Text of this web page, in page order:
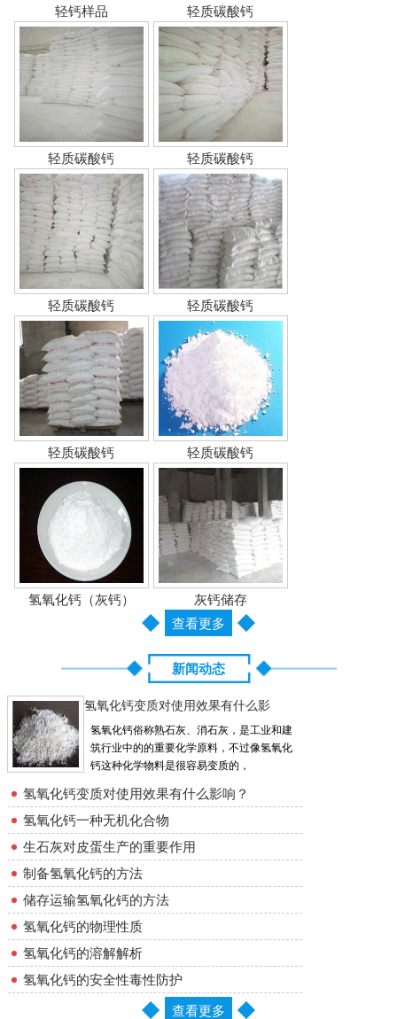
轻钙样品 轻质碳酸钙
轻质碳酸钙 轻质碳酸钙
轻质碳酸钙 轻质碳酸钙
轻质碳酸钙 轻质碳酸钙
氢氧化钙（灰钙）
灰钙储存
查看更多
新闻动态
氢氧化钙变质对使用效果有什么影
氢氧化钙俗称熟石灰、消石灰，是工业和建
筑行业中的的重要化学原料，不过像氢氧化
钙这种化学物料是很容易变质的，
氢氧化钙变质对使用效果有什么影响？
氢氧化钙一种无机化合物
生石灰对皮蛋生产的重要作用
制备氢氧化钙的方法
储存运输氢氧化钙的方法
氢氧化钙的物理性质
氢氧化钙的溶解解析
氢氧化钙的安全性毒性防护
查看更多